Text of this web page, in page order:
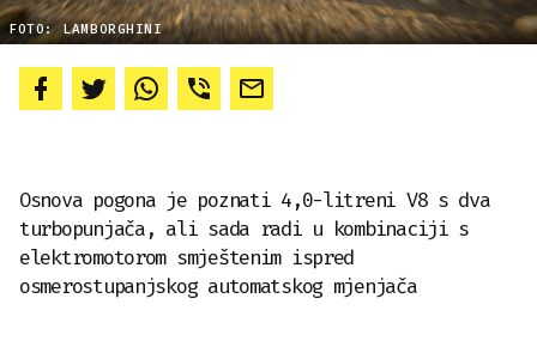
FOTO: LAMBORGHINI
Osnova pogona je poznati 4,0-litreni V8 s dva
turbopunjača, ali sada radi u kombinaciji s
elektromotorom smještenim ispred
osmerostupanjskog automatskog mjenjača